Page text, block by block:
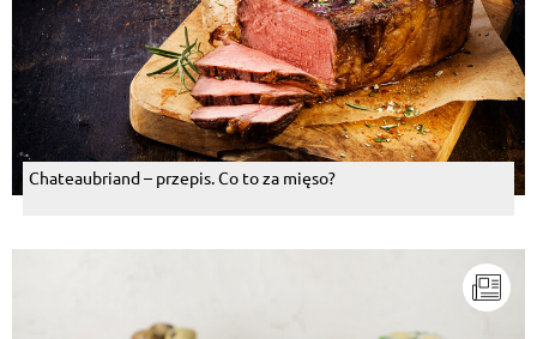
Chateaubriand – przepis. Co to za mięso?